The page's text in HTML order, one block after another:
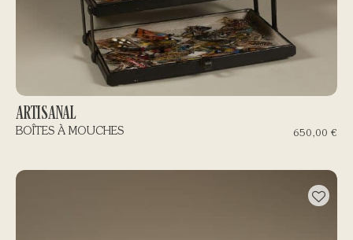
ARTISANAL
650,00 €
BOÎTES À MOUCHES